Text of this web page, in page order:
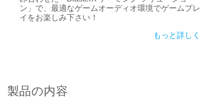
ン」で、最適なゲームオーディオ環境でゲームプレ
イをお楽しみ下さい！
もっと詳しく
製品の内容